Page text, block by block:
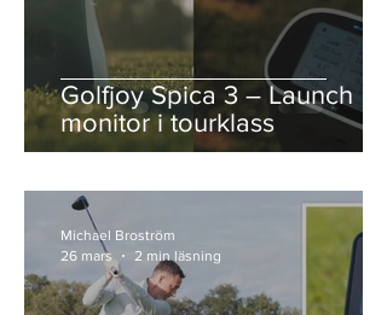
Golfjoy Spica 3 – Launch
monitor i tourklass
Michael Broström
26 mars
2 min läsning